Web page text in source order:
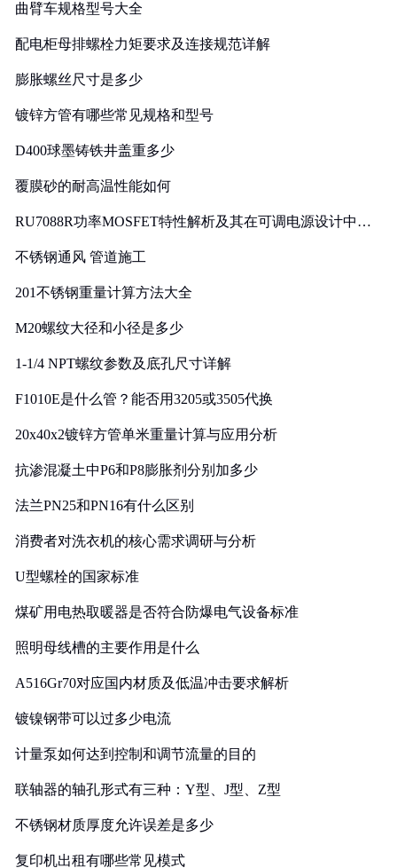
曲臂车规格型号大全
配电柜母排螺栓力矩要求及连接规范详解
膨胀螺丝尺寸是多少
镀锌方管有哪些常见规格和型号
D400球墨铸铁井盖重多少
覆膜砂的耐高温性能如何
RU7088R功率MOSFET特性解析及其在可调电源设计中的
不锈钢通风 管道施工
201不锈钢重量计算方法大全
M20螺纹大径和小径是多少
1-1/4 NPT螺纹参数及底孔尺寸详解
F1010E是什么管？能否用3205或3505代换
20x40x2镀锌方管单米重量计算与应用分析
抗渗混凝土中P6和P8膨胀剂分别加多少
法兰PN25和PN16有什么区别
消费者对洗衣机的核心需求调研与分析
U型螺栓的国家标准
煤矿用电热取暖器是否符合防爆电气设备标准
照明母线槽的主要作用是什么
A516Gr70对应国内材质及低温冲击要求解析
镀镍钢带可以过多少电流
计量泵如何达到控制和调节流量的目的
联轴器的轴孔形式有三种：Y型、J型、Z型
不锈钢材质厚度允许误差是多少
复印机出租有哪些常见模式